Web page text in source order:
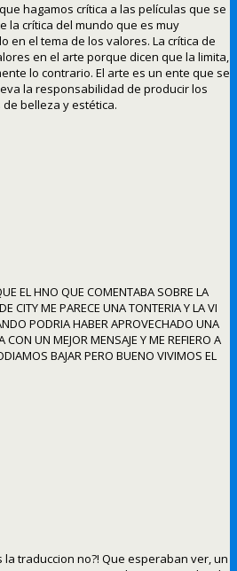
hagamos crítica a las películas que se
la crítica del mundo que es muy
en el tema de los valores. La crítica de
en el arte porque dicen que la limita,
lo contrario. El arte es un ente que se
la responsabilidad de producir los
belleza y estética.
EL HNO QUE COMENTABA SOBRE LA
CITY ME PARECE UNA TONTERIA Y LA VI
PODRIA HABER APROVECHADO UNA
CON UN MEJOR MENSAJE Y ME REFIERO A
BAJAR PERO BUENO VIVIMOS EL
la traduccion no?! Que esperaban ver, un